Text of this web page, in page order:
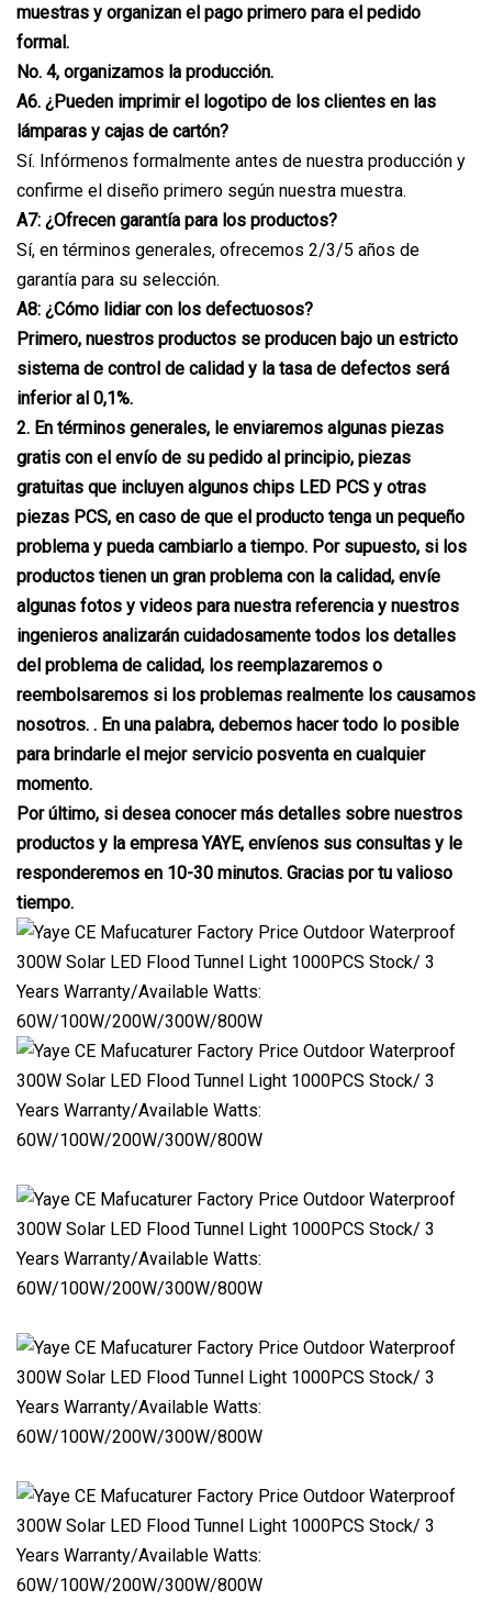
muestras y organizan el pago primero para el pedido
formal.
No. 4, organizamos la producción.
A6. ¿Pueden imprimir el logotipo de los clientes en las
lámparas y cajas de cartón?
Sí. Infórmenos formalmente antes de nuestra producción y
confirme el diseño primero según nuestra muestra.
A7: ¿Ofrecen garantía para los productos?
Sí, en términos generales, ofrecemos 2/3/5 años de
garantía para su selección.
A8: ¿Cómo lidiar con los defectuosos?
Primero, nuestros productos se producen bajo un estricto
sistema de control de calidad y la tasa de defectos será
inferior al 0,1%.
2. En términos generales, le enviaremos algunas piezas
gratis con el envío de su pedido al principio, piezas
gratuitas que incluyen algunos chips LED PCS y otras
piezas PCS, en caso de que el producto tenga un pequeño
problema y pueda cambiarlo a tiempo. Por supuesto, si los
productos tienen un gran problema con la calidad, envíe
algunas fotos y videos para nuestra referencia y nuestros
ingenieros analizarán cuidadosamente todos los detalles
del problema de calidad, los reemplazaremos o
reembolsaremos si los problemas realmente los causamos
nosotros. . En una palabra, debemos hacer todo lo posible
para brindarle el mejor servicio posventa en cualquier
momento.
Por último, si desea conocer más detalles sobre nuestros
productos y la empresa YAYE, envíenos sus consultas y le
responderemos en 10-30 minutos. Gracias por tu valioso
tiempo.